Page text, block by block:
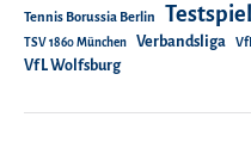
Tennis Borussia Berlin
TSV 1860 München Verbandsliga
VfL Wolfsburg